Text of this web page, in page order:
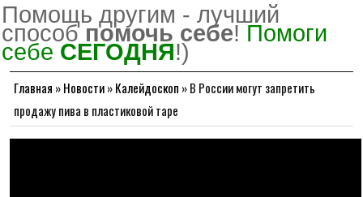
Помощь другим - лучший
способ помочь себе! Помоги
себе СЕГОДНЯ!)
Главная »Новости»Калейдоскоп »В России могут запретить
продажу пива в пластиковой таре